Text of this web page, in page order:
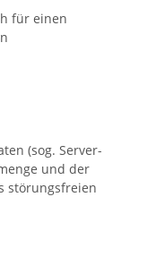
für einen
(sog. Server-
und der
störungsfreien